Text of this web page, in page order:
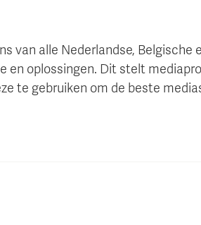
van alle Nederlandse, Belgische
en oplossingen. Dit stelt
te gebruiken om de beste